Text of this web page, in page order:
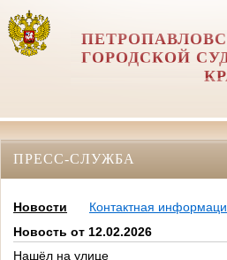
ГОРОДСКОЙ
ПРЕСС-СЛУЖБА
Новости
Контактная
Новость от 12.02.2026
Нашёл на улице